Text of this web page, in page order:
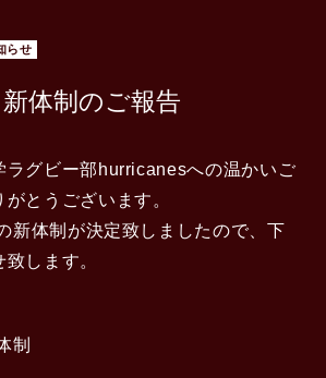
らせ
体制のご報告
ラグビー部hurricanesへの温かいご
とうございます。
新体制が決定致しましたので、下
します。
制